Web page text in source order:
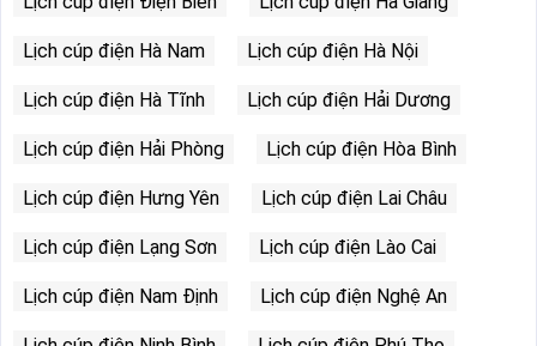
Lịch cúp điện Hà Nam Lịch cúp điện Hà Nội
Lịch cúp điện Hà Tĩnh Lịch cúp điện Hải Dương
Lịch cúp điện Hải Phòng Lịch cúp điện Hòa Bình
Lịch cúp điện Hưng Yên Lịch cúp điện Lai Châu
Lịch cúp điện Lạng Sơn Lịch cúp điện Lào Cai
Lịch cúp điện Nam Định Lịch cúp điện Nghệ An